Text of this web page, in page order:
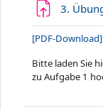
3.
[PDF-Download]
Bitte laden Sie
zu Aufgabe 1